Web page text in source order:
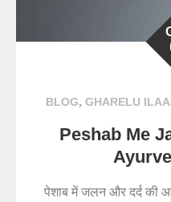
BLOG, GHARELU
Peshab Me
पेशाब में जलन और दर्द की